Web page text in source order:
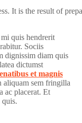
It is the result of
mi quis hendrerit
Sociis
dignissim diam quis
dictumst
et magnis
aliquam sem fringilla
ac placerat. Et
quis.